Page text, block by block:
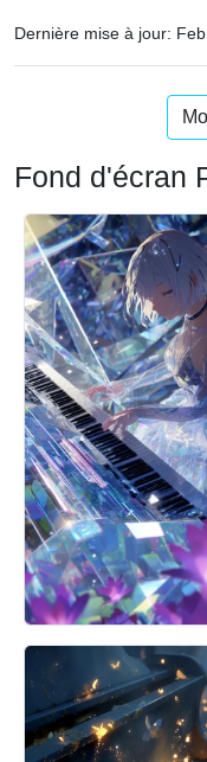
Dernière mise à jour:
Fond d'écran